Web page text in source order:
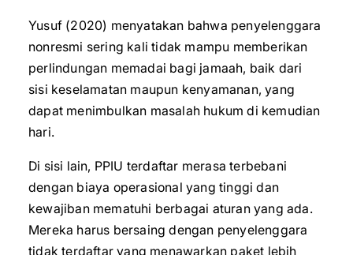
Yusuf (2020) menyatakan bahwa penyelenggara
nonresmi sering kali tidak mampu memberikan
perlindungan memadai bagi jamaah, baik dari
sisi keselamatan maupun kenyamanan, yang
dapat menimbulkan masalah hukum di kemudian
hari.
Di sisi lain, PPIU terdaftar merasa terbebani
dengan biaya operasional yang tinggi dan
kewajiban mematuhi berbagai aturan yang ada.
Mereka harus bersaing dengan penyelenggara
tidak terdaftar yang menawarkan paket lebih